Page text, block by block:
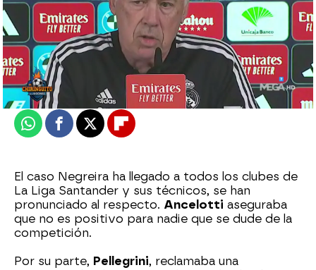
El Chiringuito
Actualizado:
21 de febrero de 2023, 06:00
Publicado:
21 de febrero de 2023, 02:33
WhatsappFacebook
X Flipboard
El caso Negreira ha llegado a todos los clubes de
La Liga Santander y sus técnicos, se han
pronunciado al respecto. Ancelotti aseguraba
que no es positivo para nadie que se dude de la
competición.
Por su parte, Pellegrini, reclamaba una